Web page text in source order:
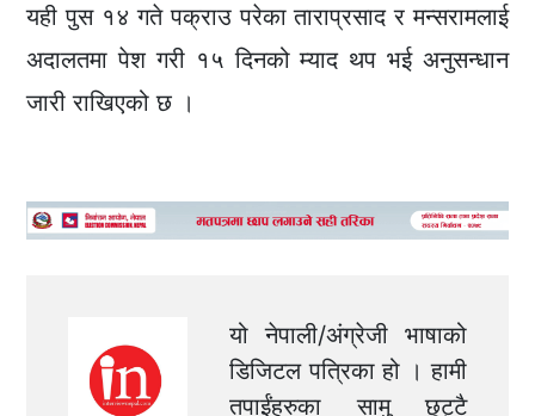
यही पुस १४ गते पक्राउ परेका ताराप्रसाद र मन्सरामलाई
अदालतमा पेश गरी १५ दिनको म्याद थप भई अनुसन्धान
जारी राखिएको छ ।
यो नेपाली/अंग्रेजी भाषाको
डिजिटल पत्रिका हो । हामी
तपाईंहरुका सामु छुट्टै